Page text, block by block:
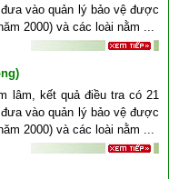
vào quản lý bảo vệ được
2000) và các loài nằm ...
lâm, kết quả điều tra có 21
vào quản lý bảo vệ được
2000) và các loài nằm ...